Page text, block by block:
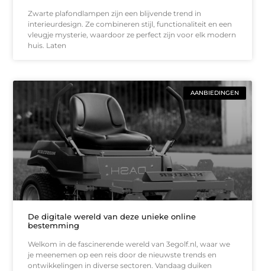
Zwarte plafondlampen zijn een blijvende trend in
interieurdesign. Ze combineren stijl, functionaliteit en een
vleugje mysterie, waardoor ze perfect zijn voor elk modern
huis. Laten
AANBIEDINGEN
De digitale wereld van deze unieke online
bestemming
Welkom in de fascinerende wereld van 3egolf.nl, waar we
je meenemen op een reis door de nieuwste trends en
ontwikkelingen in diverse sectoren. Vandaag duiken